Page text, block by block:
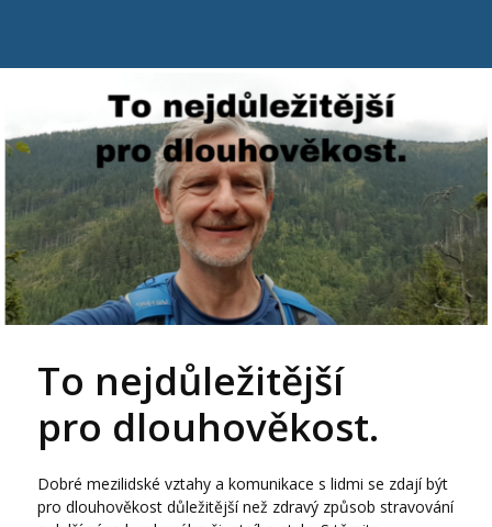
To nejdůležitější
pro dlouhověkost.
Dobré mezilidské vztahy a komunikace s lidmi se zdají být
pro dlouhověkost důležitější než zdravý způsob stravování